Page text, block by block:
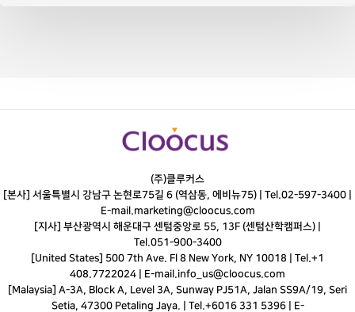
(주)클루커스
[본사] 서울특별시 강남구 논현로75길 6 (역삼동, 에비뉴75) | Tel.02-597-3400
E-mail. marketing@cloocus.com
[지사] 부산광역시 해운대구 센텀중앙로 55, 13F (센텀산학캠퍼스) |
Tel. 051-900-3400
[United States] 500 7th Ave. Fl 8 New York, NY 10018 | Tel.+1
408.7722024 | E-mail. info_us@cloocus.com
[Malaysia] A-3A, Block A, Level 3A, Sunway PJ51A, Jalan SS9A/19, Seri
Setia, 47300 Petaling Jaya. | Tel.+6016 331 5396 | E-